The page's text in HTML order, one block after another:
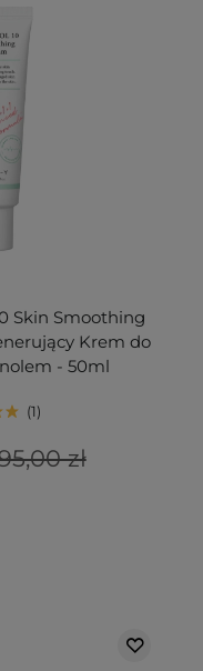
Skin Smoothing
Krem do
- 50ml
1
zł